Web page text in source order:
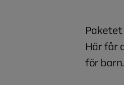
Paketet
Här får
för barn.